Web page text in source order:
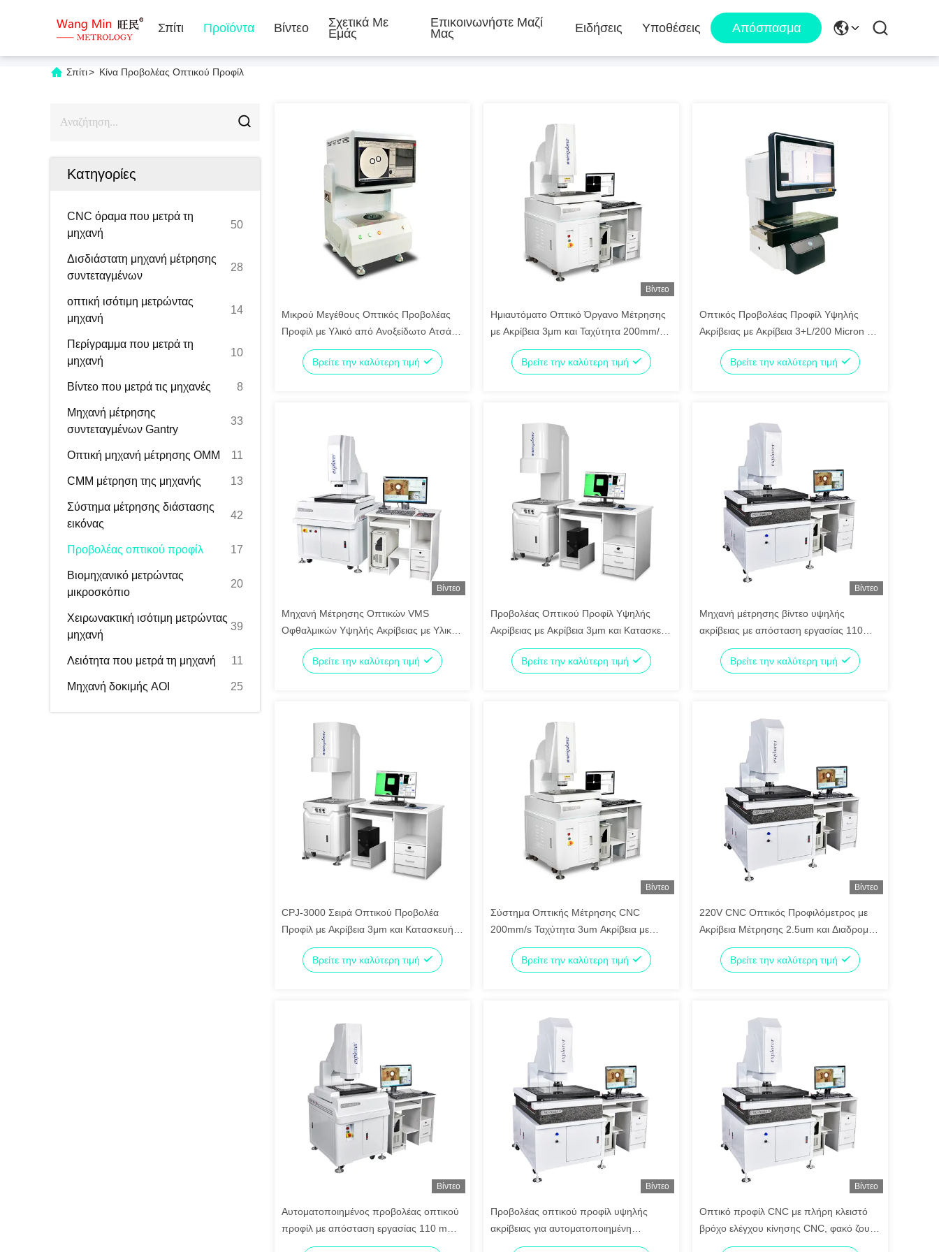
Σπίτι Προϊόντα Βίντεο
Σχετικά Με
Εμάς
Επικοινωνήστε Μαζί
Μας
Ειδήσεις Υποθέσεις Απόσπασμα
Σπίτι> Κίνα Προβολέας Οπτικού Προφίλ
Κατηγορίες
CNC όραμα που μετρά τη
μηχανή
50
Δισδιάστατη μηχανή μέτρησης
συντεταγμένων
28
οπτική ισότιμη μετρώντας
μηχανή
14
Περίγραμμα που μετρά τη
μηχανή
10
Βίντεο που μετρά τις μηχανές 8
Μηχανή μέτρησης
συντεταγμένων Gantry
33
Οπτική μηχανή μέτρησης OMM 11
CMM μέτρηση της μηχανής 13
Σύστημα μέτρησης διάστασης
εικόνας
42
Προβολέας οπτικού προφίλ 17
Βιομηχανικό μετρώντας
μικροσκόπιο
20
Χειρωνακτική ισότιμη μετρώντας
μηχανή
39
Λειότητα που μετρά τη μηχανή 11
Μηχανή δοκιμής AOI 25
Μικρού Μεγέθους Οπτικός Προβολέας
Προφίλ με Υλικό από Ανοξείδωτο Ατσάλι
και Λειτουργία Απόστασης
Βρείτε την καλύτερη τιμή
Βίντεο
Ημιαυτόματο Οπτικό Όργανο Μέτρησης
με Ακρίβεια 3μm και Ταχύτητα 200mm/s
CNC Μηχανή Μέτρησης Βίντεο
Βρείτε την καλύτερη τιμή
Οπτικός Προβολέας Προφίλ Υψηλής
Ακρίβειας με Ακρίβεια 3+L/200 Micron και
Κατασκευή από Ανοξείδωτο Ατσάλι για
Ειδικές Εφαρμογές OEM
Βρείτε την καλύτερη τιμή
Βίντεο
Μηχανή Μέτρησης Οπτικών VMS
Οφθαλμικών Υψηλής Ακρίβειας με Υλικό
Γρανίτη και Μοντέλο CNC-4030AH
Βρείτε την καλύτερη τιμή
Προβολέας Οπτικού Προφίλ Υψηλής
Ακρίβειας με Ακρίβεια 3μm και Κατασκευή
από Ανοξείδωτο Ατσάλι
Βρείτε την καλύτερη τιμή
Βίντεο
Μηχανή μέτρησης βίντεο υψηλής
ακρίβειας με απόσταση εργασίας 110
mm και πλήρη έλεγχο κίνησης κλειστού
βρόχου CNCΒρείτε την καλύτερη τιμή
CPJ-3000 Σειρά Οπτικού Προβολέα
Προφίλ με Ακρίβεια 3μm και Κατασκευή
από Ανοξείδωτο Ατσάλι για Μέτρηση
Απόστασης 2D
Βρείτε την καλύτερη τιμή
Βίντεο
Σύστημα Οπτικής Μέτρησης CNC
200mm/s Ταχύτητα 3um Ακρίβεια με
Υποστήριξη OEM Προσαρμοσμένης
Βρείτε την καλύτερη τιμή
Βίντεο
220V CNC Οπτικός Προφιλόμετρος με
Ακρίβεια Μέτρησης 2.5um και Διαδρομή
Άξονα X/Y 500*400mm με Ψηφιακή
Κάμερα Βίντεο HD 2/3
Βρείτε την καλύτερη τιμή
Βίντεο
Αυτοματοποιημένος προβολέας οπτικού
προφίλ με απόσταση εργασίας 110 mm
για μέτρηση υψηλής ακρίβειας και
Βίντεο
Προβολέας οπτικού προφίλ υψηλής
ακρίβειας για αυτοματοποιημένη
επιθεώρηση και ακριβή μέτρηση
Βίντεο
Οπτικό προφίλ CNC με πλήρη κλειστό
βρόχο ελέγχου κίνησης CNC, φακό ζουμ
υψηλής ευκρίνειας και γραμμικό οδηγό